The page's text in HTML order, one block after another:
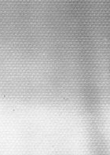
Главная